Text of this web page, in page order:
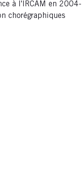
à l'IRCAM en 2004-
chorégraphiques